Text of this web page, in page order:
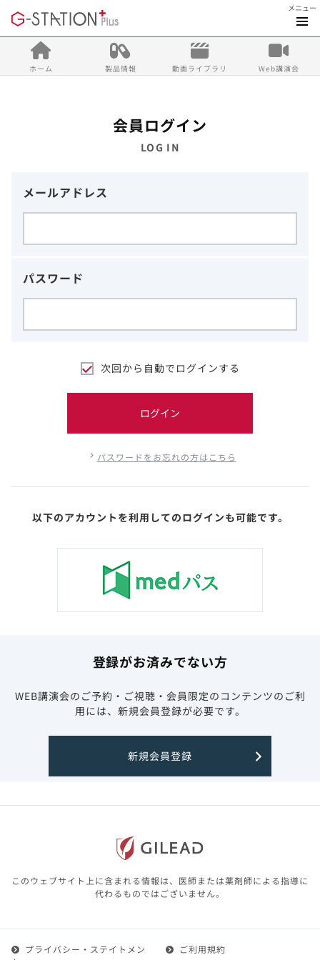
メニュー
ホーム 製品情報 動画ライブラリ Web講演会
会員ログイン
LOG IN
メールアドレス
パスワード
次回から自動でログインする
ログイン
パスワードをお忘れの方はこちら
以下のアカウントを利用してのログインも可能です。
登録がお済みでない方
WEB講演会のご予約・ご視聴・会員限定のコンテンツのご利
用には、新規会員登録が必要です。
新規会員登録
このウェブサイト上に含まれる情報は、医師または薬剤師による指導に
代わるものではございません。
プライバシー・ステイトメン
ご利用規約